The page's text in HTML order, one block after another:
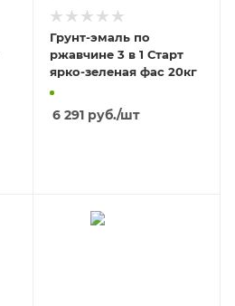
Грунт-эмаль по
ржавчине 3 в 1 Старт
ярко-зеленая фас 20кг
6 291руб./шт